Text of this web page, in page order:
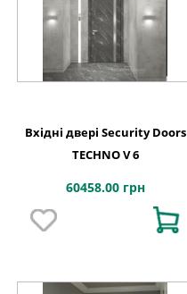
Вхідні двері Security Doors
TECHNO V 6
60458.00 грн